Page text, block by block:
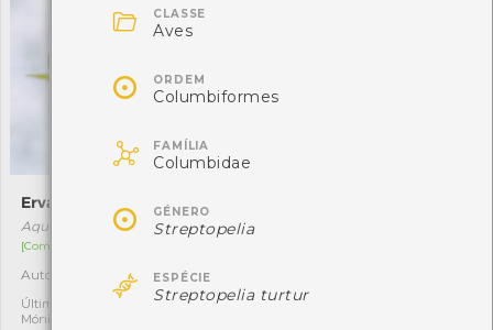
Erva-pombinha
Aquilegia vulgaris
[Comum]
Autóctone
Última observação por:
Mónica Rocha
Última observação por:
 CLASSE
Aves
 ORDEM
Columbiformes
 FAMÍLIA
Columbidae
 GÉNERO
Streptopelia
 ESPÉCIE
Streptopelia turtur